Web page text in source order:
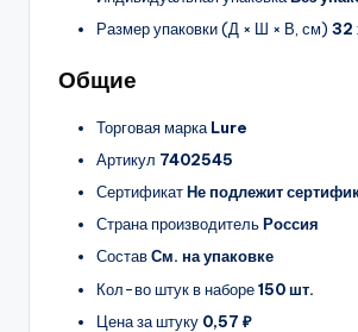
Размер упаковки (Д × Ш × В, см) 32
Общие
Торговая марка Lure
Артикул 7402545
СертификатНе подлежит
Страна производительРоссия
СоставСм. на упаковке
Кол-во штук в наборе150 шт.
Цена за штуку 0,57 ₽